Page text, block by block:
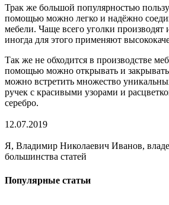
Трак же большой популярностью
помощью можно легко и надёжно
мебели. Чаще всего уголки производят
иногда для этого применяют
Так же не обходится в производстве
помощью можно открывать и
можно встретить множество
ручек с красивыми узорами и
серебро.
12.07.2019
Я, Владимир Николаевич Иванов,
большинства статей
Популярные статьи